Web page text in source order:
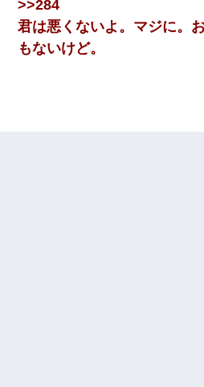
>>284
君は悪くないよ。マジに。
もないけど。